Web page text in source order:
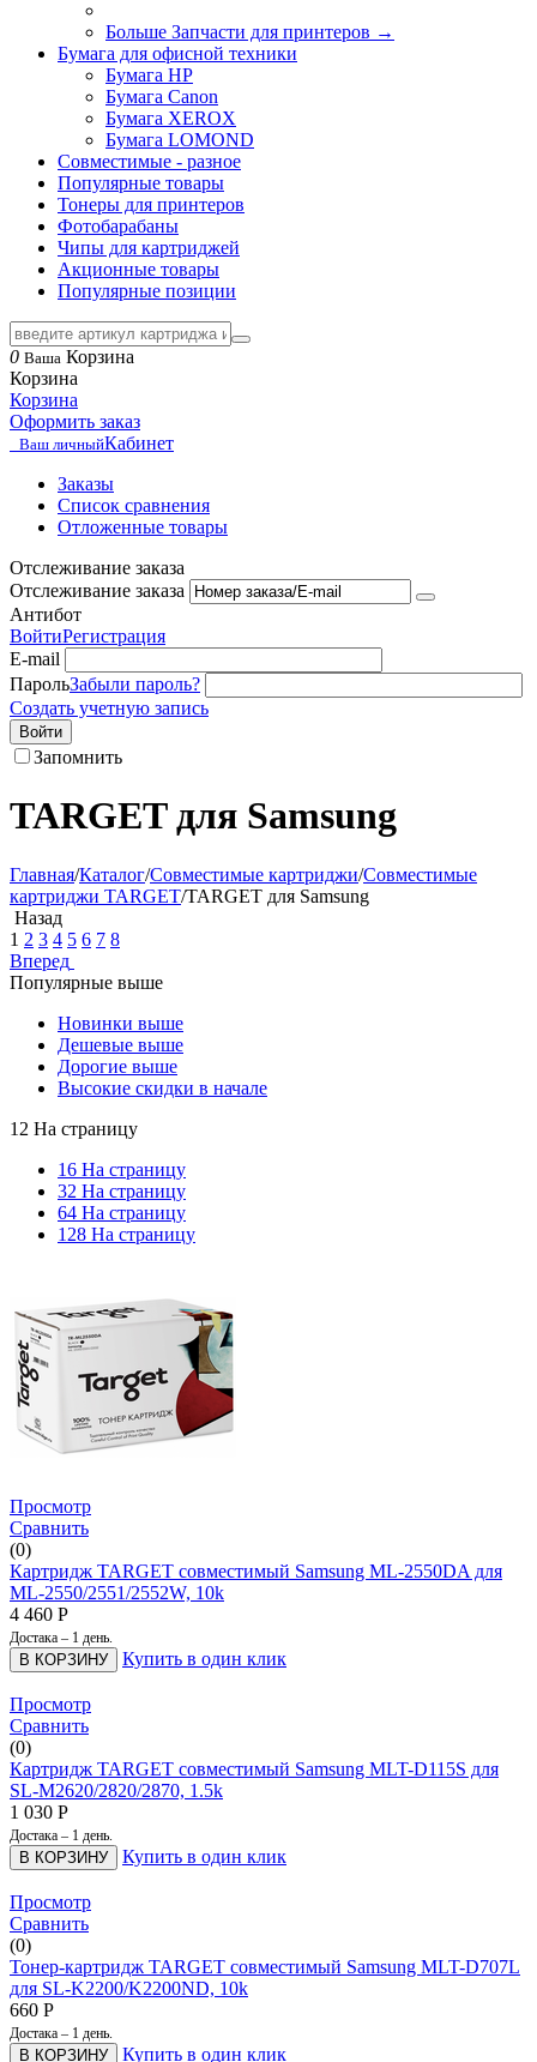
Больше Запчасти для принтеров →
Бумага для офисной техники
Бумага HP
Бумага Canon
Бумага XEROX
Бумага LOMOND
Совместимые - разное
Популярные товары
Тонеры для принтеров
Фотобарабаны
Чипы для картриджей
Акционные товары
Популярные позиции
0 Ваша Корзина
Корзина
Корзина
Оформить заказ
Ваш личныйКабинет
Заказы
Список сравнения
Отложенные товары
Отслеживание заказа
Отслеживание заказа
Антибот
ВойтиРегистрация
E-mail
ПарольЗабыли пароль?
Создать учетную запись
Войти
Запомнить
TARGET для Samsung
Главная/Каталог/Совместимые картриджи/Совместимые
картриджи TARGET/TARGET для Samsung
Назад
1 2 3 4 5 6 7 8
Вперед
Популярные выше
Новинки выше
Дешевые выше
Дорогие выше
Высокие скидки в начале
12 На страницу
16 На страницу
32 На страницу
64 На страницу
128 На страницу
Просмотр
Сравнить
(0)
Картридж TARGET совместимый Samsung ML-2550DA для
ML-2550/2551/2552W, 10k
4 460 Р
Достака – 1 день.
В КОРЗИНУ Купить в один клик
Просмотр
Сравнить
(0)
Картридж TARGET совместимый Samsung MLT-D115S для
SL-M2620/2820/2870, 1.5k
1 030 Р
Достака – 1 день.
В КОРЗИНУ Купить в один клик
Просмотр
Сравнить
(0)
Тонер-картридж TARGET совместимый Samsung MLT-D707L
для SL-K2200/K2200ND, 10k
660 Р
Достака – 1 день.
В КОРЗИНУ Купить в один клик